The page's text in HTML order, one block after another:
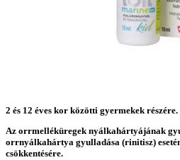
2 és 12 éves kor közötti gyermekek részére.
Az orrmelléküregek nyálkahártyájának
orrnyálkahártya gyulladása (rinitisz)
csökkentésére.